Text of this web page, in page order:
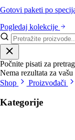
Gotovi paketi po
Pogledaj kolekcije
Počnite pisati za
Nema rezultata za vašu
Shop
Proizvođači
Kategorije